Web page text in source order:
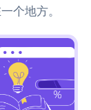
个地方。